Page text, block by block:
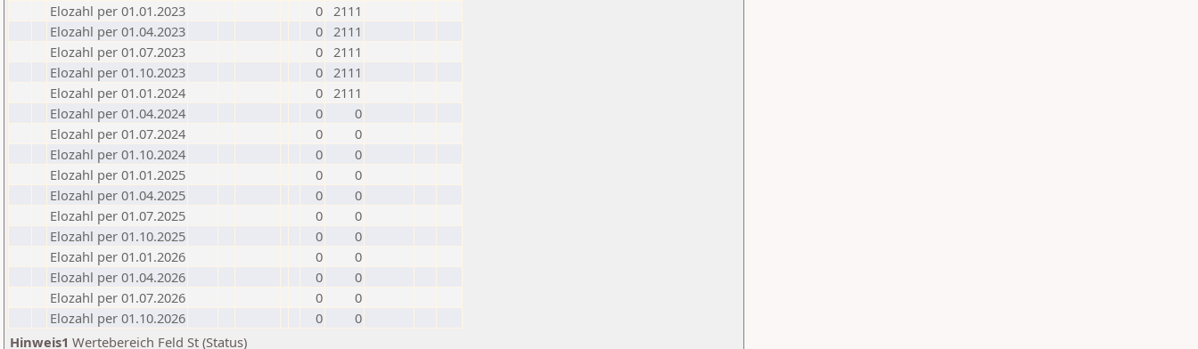
Elozahl per 01.01.2023
0 2111
Elozahl per 01.04.2023
0 2111
Elozahl per 01.07.2023
0 2111
Elozahl per 01.10.2023
0 2111
Elozahl per 01.01.2024
0 2111
Elozahl per 01.04.2024
0
0
Elozahl per 01.07.2024
0
0
Elozahl per 01.10.2024
0
0
Elozahl per 01.01.2025
0
0
Elozahl per 01.04.2025
0
0
Elozahl per 01.07.2025
0
0
Elozahl per 01.10.2025
0
0
Elozahl per 01.01.2026
0
0
Elozahl per 01.04.2026
0
0
Elozahl per 01.07.2026
0
0
Elozahl per 01.10.2026
0
0
Hinweis1 Wertebereich Feld St (Status)